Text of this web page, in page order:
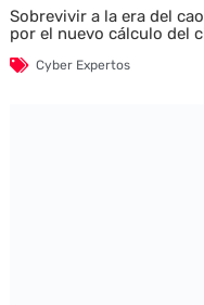
Sobrevivir a la era del
por el nuevo cálculo del
Cyber Expertos